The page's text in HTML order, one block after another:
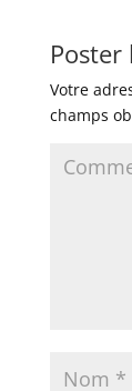
Votre
champs